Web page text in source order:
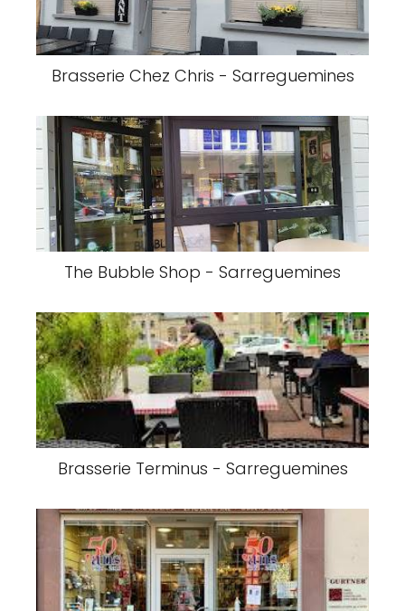
Brasserie Chez Chris - Sarreguemines
The Bubble Shop - Sarreguemines
Brasserie Terminus - Sarreguemines